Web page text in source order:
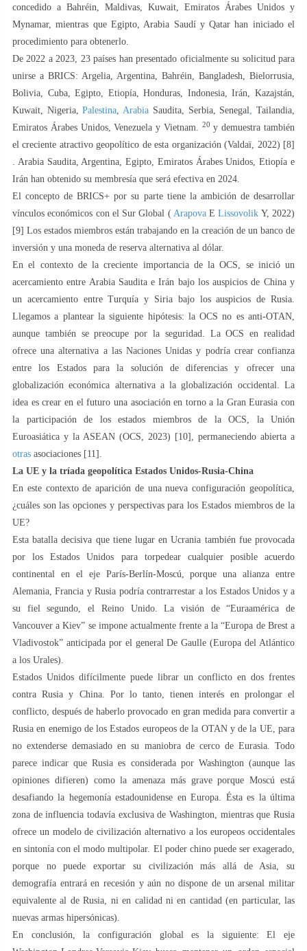
concedido a Bahréin, Maldivas, Kuwait, Emiratos Árabes Unidos y
Mynamar, mientras que Egipto, Arabia Saudí y Qatar han iniciado el
procedimiento para obtenerlo.
De 2022 a 2023, 23 países han presentado oficialmente su solicitud para
unirse a BRICS: Argelia, Argentina, Bahréin, Bangladesh, Bielorrusia,
Bolivia, Cuba, Egipto, Etiopía, Honduras, Indonesia, Irán, Kazajstán,
Kuwait, Nigeria,Palestina,Arabia Saudita, Serbia, Senegal, Tailandia,
Emiratos Árabes Unidos, Venezuela y Vietnam. 20 y demuestra también
el creciente atractivo geopolítico de esta organización (Valdaï, 2022) [8]
. Arabia Saudita, Argentina, Egipto, Emiratos Árabes Unidos, Etiopía e
Irán han obtenido su membresía que será efectiva en 2024.
El concepto de BRICS+ por su parte tiene la ambición de desarrollar
vínculos económicos con el Sur Global ( ArapovaELissovolik Y, 2022)
[9] Los estados miembros están trabajando en la creación de un banco de
inversión y una moneda de reserva alternativa al dólar.
En el contexto de la creciente importancia de la OCS, se inició un
acercamiento entre Arabia Saudita e Irán bajo los auspicios de China y
un acercamiento entre Turquía y Siria bajo los auspicios de Rusia.
Llegamos a plantear la siguiente hipótesis: la OCS no es anti-OTAN,
aunque también se preocupe por la seguridad. La OCS en realidad
ofrece una alternativa a las Naciones Unidas y podría crear confianza
entre los Estados para la solución de diferencias y ofrecer una
globalización económica alternativa a la globalización occidental. La
idea es crear en el futuro una asociación en torno a la Gran Eurasia con
la participación de los estados miembros de la OCS, la Unión
Euroasiática y la ASEAN (OCS, 2023) [10], permaneciendo abierta a
otras asociaciones [11].
La UE y la tríada geopolítica Estados Unidos-Rusia-China
En este contexto de aparición de una nueva configuración geopolítica,
¿cuáles son las opciones y perspectivas para los Estados miembros de la
UE?
Esta batalla decisiva que tiene lugar en Ucrania también fue provocada
por los Estados Unidos para torpedear cualquier posible acuerdo
continental en el eje París-Berlín-Moscú, porque una alianza entre
Alemania, Francia y Rusia podría contrarrestar a los Estados Unidos y a
su fiel segundo, el Reino Unido. La visión de “Euraamérica de
Vancouver a Kiev” se impone actualmente frente a la “Europa de Brest a
Vladivostok” anticipada por el general De Gaulle (Europa del Atlántico
a los Urales).
Estados Unidos difícilmente puede librar un conflicto en dos frentes
contra Rusia y China. Por lo tanto, tienen interés en prolongar el
conflicto, después de haberlo provocado en gran medida para convertir a
Rusia en enemigo de los Estados europeos de la OTAN y de la UE, para
no extenderse demasiado en su maniobra de cerco de Eurasia. Todo
parece indicar que Rusia es considerada por Washington (aunque las
opiniones difieren) como la amenaza más grave porque Moscú está
desafiando la hegemonía estadounidense en Europa. Ésta es la última
zona de influencia todavía exclusiva de Washington, mientras que Rusia
ofrece un modelo de civilización alternativo a los europeos occidentales
en sintonía con el modo multipolar. El poder chino puede ser exagerado,
porque no puede exportar su civilización más allá de Asia, su
demografía entrará en recesión y aún no dispone de un arsenal militar
equivalente al de Rusia, ni en calidad ni en cantidad (en particular, las
nuevas armas hipersónicas).
En conclusión, la configuración global es la siguiente: El eje